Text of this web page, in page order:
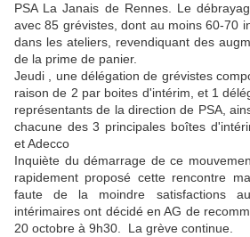
PSA La Janais de Rennes. Le
avec 85 grévistes, dont au moins 60-70
dans les ateliers, revendiquant des
de la prime de panier.
Jeudi , une délégation de grévistes
raison de 2 par boites d'intérim, et 1
représentants de la direction de PSA,
chacune des 3 principales boîtes
et Adecco
Inquiète du démarrage de ce
rapidement proposé cette rencontre
faute de la moindre satisfactions
intérimaires ont décidé en AG de
20 octobre à 9h30. La grève continue.